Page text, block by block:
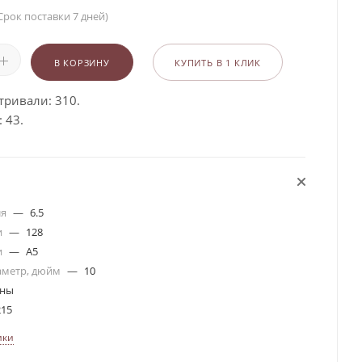
поставки 7 дней)
В КОРЗИНУ КУПИТЬ В 1 КЛИК
310.
43.
— 6.5
— 128
— A5
дюйм — 10